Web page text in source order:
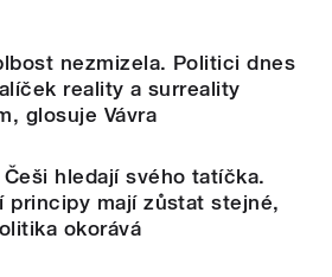
nezmizela. Politici dnes
reality a surreality
glosuje Vávra
Češi hledají svého tatíčka.
principy mají zůstat stejné,
okorává